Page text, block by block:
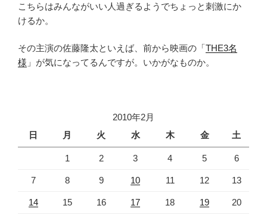
こちらはみんながいい人過ぎるようでちょっと刺激にか
けるか。
その主演の佐藤隆太といえば、前から映画の「THE3名
様 」が気になってるんですが。いかがなものか。
2010年2月
日
月 火 水 木 金 土
1 2 3 4 5 6
7 8 9 10 11 12 13
14 15 16 17 18 19 20